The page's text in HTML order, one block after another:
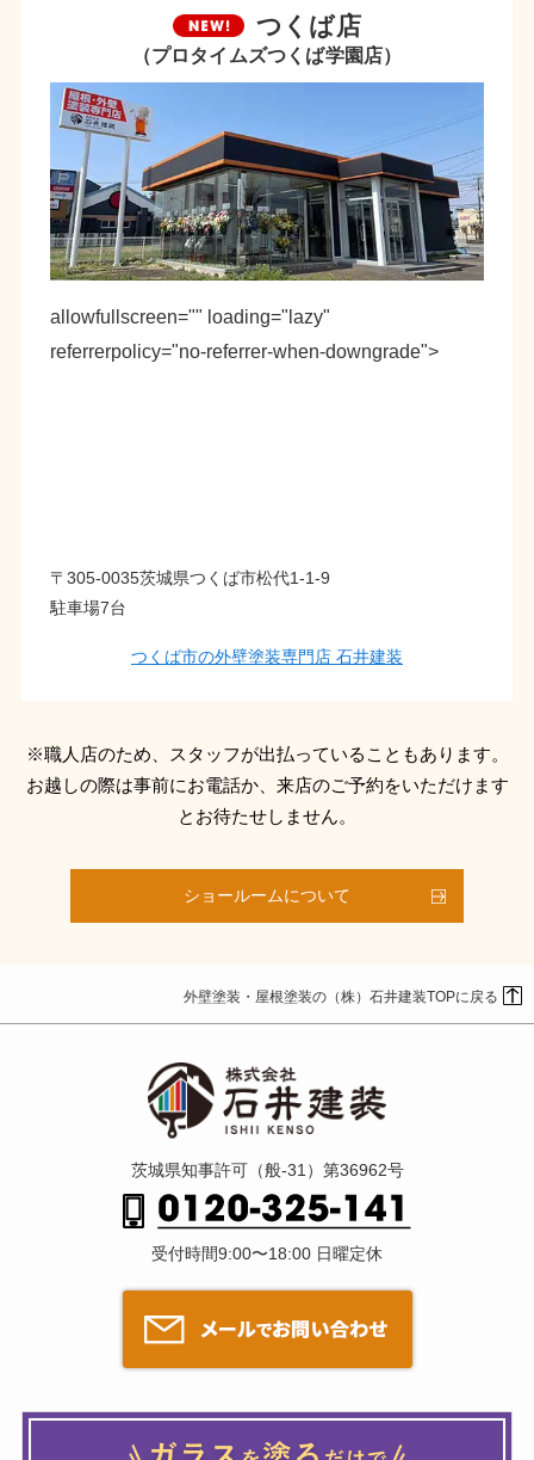
つくば店
（プロタイムズつくば学園店）
allowfullscreen="" loading="lazy"
referrerpolicy="no-referrer-when-downgrade">
〒305-0035茨城県つくば市松代1-1-9
駐車場7台
つくば市の外壁塗装専門店 石井建装
※職人店のため、スタッフが出払っていることもあります。
お越しの際は事前にお電話か、来店のご予約をいただけます
とお待たせしません。
ショールームについて
外壁塗装・屋根塗装の（株）石井建装TOPに戻る
茨城県知事許可（般-31）第36962号
受付時間9:00〜18:00 日曜定休